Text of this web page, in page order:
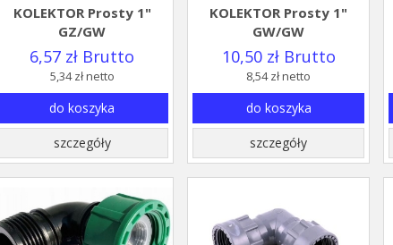
KOLEKTOR Prosty 1"
GZ/GW
6,57 zł Brutto
5,34 zł netto
do koszyka
szczegóły
KOLEKTOR Prosty 1"
GW/GW
10,50 zł Brutto
8,54 zł netto
do koszyka
szczegóły